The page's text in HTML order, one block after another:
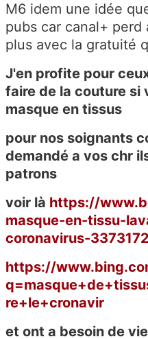
M6 idem une idée
pubs car canal+
plus avec la gratuité
J'en profite pour
faire de la couture si
masque en tissus
pour nos soignants
demandé a vos chr
patrons
voir là https://
masque-en-tissu-
coronavirus-
https://
re+le+cronavir
et ont a besoin de